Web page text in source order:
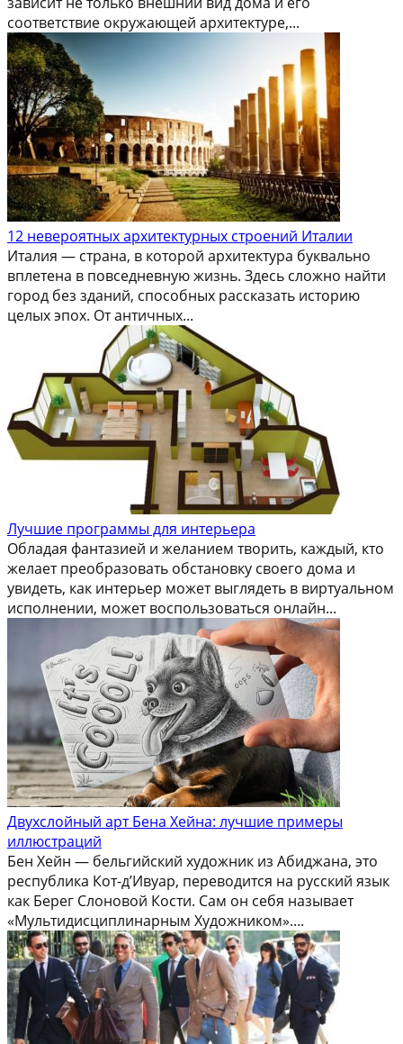
соответствие окружающей архитектуре,...
12 невероятных архитектурных строений Италии
Италия — страна, в которой архитектура буквально
вплетена в повседневную жизнь. Здесь сложно найти
город без зданий, способных рассказать историю
целых эпох. От античных...
Лучшие программы для интерьера
Обладая фантазией и желанием творить, каждый, кто
желает преобразовать обстановку своего дома и
увидеть, как интерьер может выглядеть в виртуальном
исполнении, может воспользоваться онлайн...
Двухслойный арт Бена Хейна: лучшие примеры
иллюстраций
Бен Хейн — бельгийский художник из Абиджана, это
республика Кот-д’Ивуар, переводится на русский язык
как Берег Слоновой Кости. Сам он себя называет
«Мультидисциплинарным Художником»....